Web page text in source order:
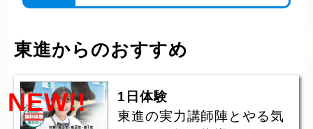
NEW!!
東進からのおすすめ
1日体験
東進の実力講師陣とやる気